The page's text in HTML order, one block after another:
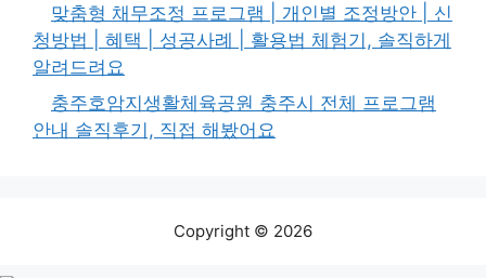
맞춤형 채무조정 프로그램 | 개인별 조정방안 | 신
청방법 | 혜택 | 성공사례 | 활용법 체험기, 솔직하게
알려드려요
충주호암지생활체육공원 충주시 전체 프로그램
안내 솔직후기, 직접 해봤어요
Copyright © 2026